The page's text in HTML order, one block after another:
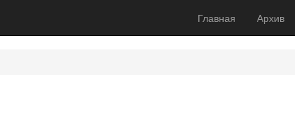
Главная Архив